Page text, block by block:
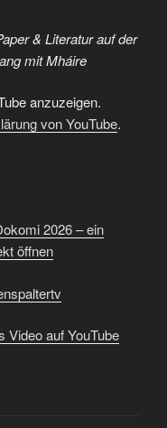
& Literatur auf der
mit Mháire
anzuzeigen.
von YouTube.
2026 – ein
öffnen
Video auf YouTube